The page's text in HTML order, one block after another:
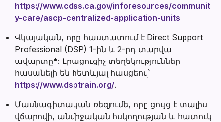
https://www.cdss.ca.gov/inforesources/communit
y-care/ascp-centralized-application-units
Վկայական, որը հաստատում է Direct Support
Professional (DSP) 1-ին և 2-րդ տարվա
ավարտը*: Լրացուցիչ տեղեկություններ
հասանելի են հետևյալ հասցեով՝
https://www.dsptrain.org/.
Մասնագիտական ռեզյումե, որը ցույց է տալիս
վճարովի, անմիջական հսկողության և հատուկ